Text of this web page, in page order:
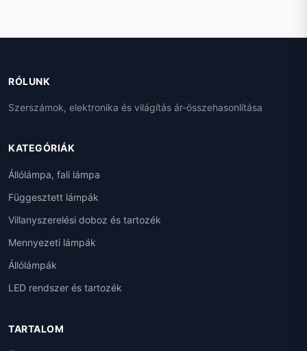
RÓLUNK
Szerszámok, elektronika és világítás ár-összehasonlítása
KATEGÓRIÁK
Állólámpa, fali lámpa
Függesztett lámpák
Villanyszerelési doboz és tartozék
Mennyezeti lámpák
Állólámpák
LED rendszer és tartozék
TARTALOM